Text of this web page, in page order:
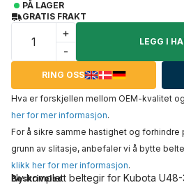
PÅ LAGER
GRATIS FRAKT
+
-
LEGG I
RING OSS
Hva er forskjellen mellom OEM-kvalitet
her for mer informasjon.
For å sikre samme hastighet og
grunn av slitasje, anbefaler vi å bytte
klikk her for mer informasjon.
Beskrivelse
Ny komplett beltegir for Kubota